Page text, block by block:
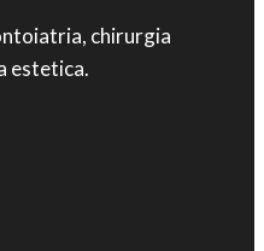
chirurgia
estetica.